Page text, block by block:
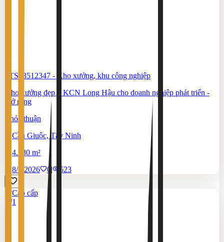
#TS83512347 -
Kho xưởng, khu công nghiệp
Kho xưởng đẹp ở KCN Long Hậu cho doanh nghiệp phát triển -
mở rộng
Thỏa thuận
Cần Giuộc, Tây Ninh
4.130 m²
8/7/2026
0 | 523
Cao cấp
1